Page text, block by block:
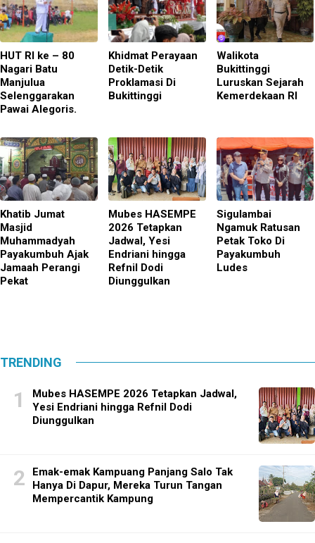
HUT RI ke – 80
Nagari Batu
Manjulua
Selenggarakan
Pawai Alegoris.
Khidmat Perayaan
Detik-Detik
Proklamasi Di
Bukittinggi
Walikota
Bukittinggi
Luruskan Sejarah
Kemerdekaan RI
Khatib Jumat
Masjid
Muhammadyah
Payakumbuh Ajak
Jamaah Perangi
Pekat
Mubes HASEMPE
2026 Tetapkan
Jadwal, Yesi
Endriani hingga
Refnil Dodi
Diunggulkan
Sigulambai
Ngamuk Ratusan
Petak Toko Di
Payakumbuh
Ludes
TRENDING
Mubes HASEMPE 2026 Tetapkan Jadwal,
Yesi Endriani hingga Refnil Dodi
Diunggulkan
Emak-emak Kampuang Panjang Salo Tak
Hanya Di Dapur, Mereka Turun Tangan
Mempercantik Kampung